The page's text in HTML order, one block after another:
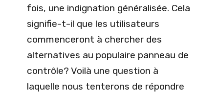
fois, une indignation généralisée. Cela
signifie-t-il que les utilisateurs
commenceront à chercher des
alternatives au populaire panneau de
contrôle? Voilà une question à
laquelle nous tenterons de répondre